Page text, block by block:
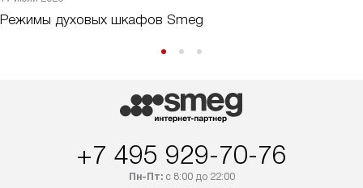
Режимы духовых шкафов Smeg
+7 495 929-70-76
Пн-Пт:с 8:00 до 22:00